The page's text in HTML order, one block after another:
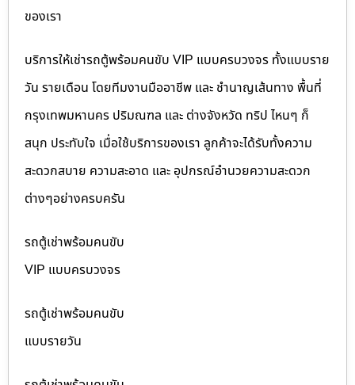
ของเรา
บริการให้เช่ารถตู้พร้อมคนขับ VIP แบบครบวงจร ทั้งแบบราย
วัน รายเดือน โดยทีมงานมืออาชีพ และ ชำนาญเส้นทาง พื้นที่
กรุงเทพมหานคร ปริมณฑล และ ต่างจังหวัด ทริป ไหนๆ ก็
สนุก ประทับใจ เมื่อใช้บริการของเรา ลูกค้าจะได้รับทั้งความ
สะดวกสบาย ความสะอาด และ อุปกรณ์อำนวยความสะดวก
ต่างๆอย่างครบครัน
รถตู้เช่าพร้อมคนขับ
VIP แบบครบวงจร
รถตู้เช่าพร้อมคนขับ
แบบรายวัน